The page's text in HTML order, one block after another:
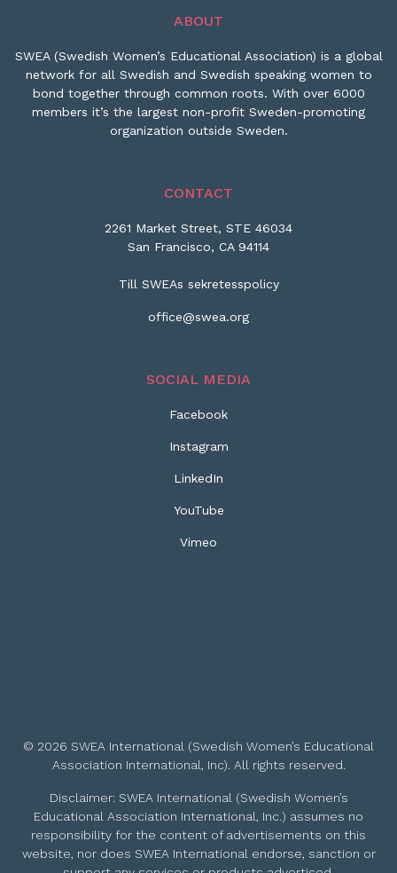
ABOUT
SWEA (Swedish Women’s Educational Association) is a global
network for all Swedish and Swedish speaking women to
bond together through common roots. With over 6000
members it’s the largest non-profit Sweden-promoting
organization outside Sweden.
CONTACT
2261 Market Street, STE 46034
San Francisco, CA 94114
Till SWEAs sekretesspolicy
office@swea.org
SOCIAL MEDIA
Facebook
Instagram
LinkedIn
YouTube
Vimeo
© 2026 SWEA International (Swedish Women’s Educational
Association International, Inc). All rights reserved.
Disclaimer: SWEA International (Swedish Women’s
Educational Association International, Inc.) assumes no
responsibility for the content of advertisements on this
website, nor does SWEA International endorse, sanction or